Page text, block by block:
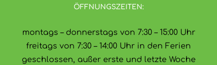
ÖFFNUNGSZEITEN:
montags – donnerstags von 7:30 – 15:00 Uhr
freitags von 7:30 – 14:00 Uhr in den Ferien
geschlossen, außer erste und letzte Woche